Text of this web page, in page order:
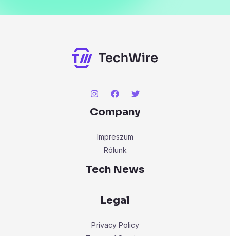
Company
Impreszum
Rólunk
Tech News
Legal
Privacy Policy